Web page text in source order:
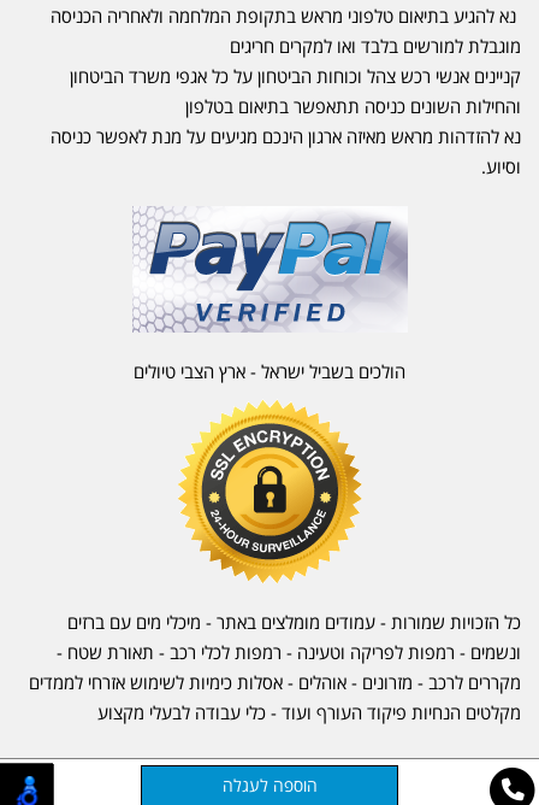
נא להגיע בתיאום טלפוני מראש בתקופת המלחמה ולאחריה הכניסה
מוגבלת למורשים בלבד ואו למקרים חריגים
קניינים אנשי רכש צהל וכוחות הביטחון על כל אגפי משרד הביטחון
והחילות השונים כניסה תתאפשר בתיאום בטלפון
נא להזדהות מראש מאיזה ארגון הינכם מגיעים על מנת לאפשר כניסה
וסיוע.
הולכים בשביל ישראל - ארץ הצבי טיולים
כל הזכויות שמורות - עמודים מומלצים באתר - מיכלי מים עם ברזים
ונשמים - רמפות לפריקה וטעינה - רמפות לכלי רכב - תאורת שטח -
מקררים לרכב - מזרונים - אוהלים - אסלות כימיות לשימוש אזרחי לממדים
מקלטים הנחיות פיקוד העורף ועוד - כלי עבודה לבעלי מקצוע